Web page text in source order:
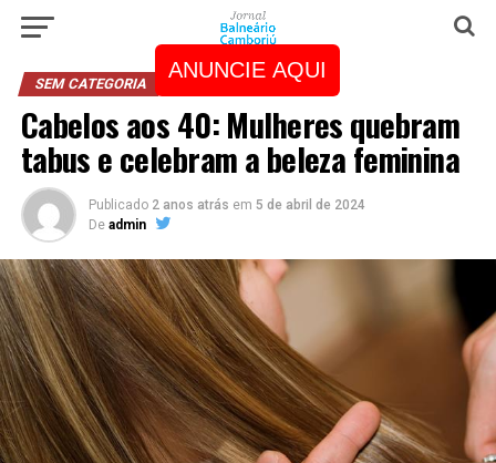
ANUNCIE AQUI
SEM CATEGORIA
Cabelos aos 40: Mulheres quebram
tabus e celebram a beleza feminina
Publicado 2 anos atrás em 5 de abril de 2024
De admin